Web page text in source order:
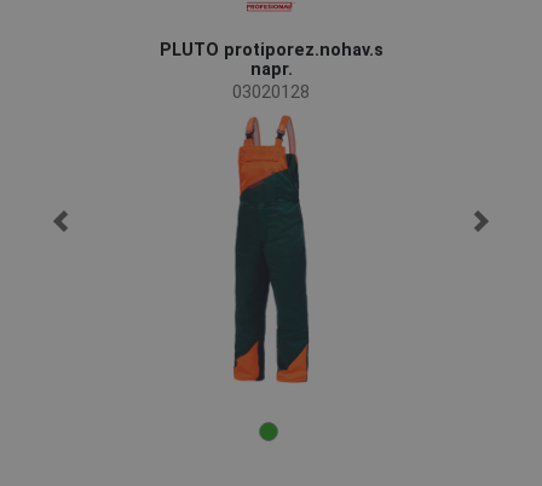
PLUTO protiporez.nohav.s
napr.
03020128